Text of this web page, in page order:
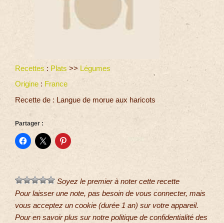
Recettes : Plats >> Légumes
Origine : France
Recette de : Langue de morue aux haricots
Partager :
Soyez le premier à noter cette recette
Pour laisser une note, pas besoin de vous connecter, mais
vous acceptez un cookie (durée 1 an) sur votre appareil.
Pour en savoir plus sur notre politique de confidentialité des